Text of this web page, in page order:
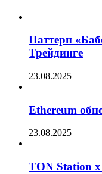
Паттерн
Трейдинге
23.08.2025
Ethereum
23.08.2025
TON Station